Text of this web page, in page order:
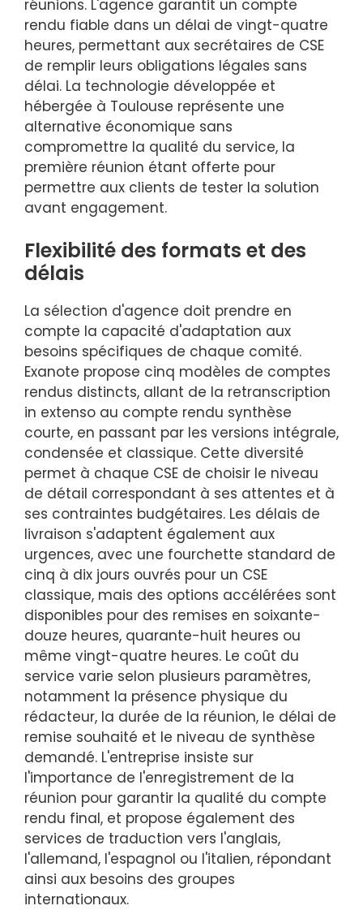
réunions. L'agence garantit un compte
rendu fiable dans un délai de vingt-quatre
heures, permettant aux secrétaires de CSE
de remplir leurs obligations légales sans
délai. La technologie développée et
hébergée à Toulouse représente une
alternative économique sans
compromettre la qualité du service, la
première réunion étant offerte pour
permettre aux clients de tester la solution
avant engagement.
Flexibilité des formats et des
délais
La sélection d'agence doit prendre en
compte la capacité d'adaptation aux
besoins spécifiques de chaque comité.
Exanote propose cinq modèles de comptes
rendus distincts, allant de la retranscription
in extenso au compte rendu synthèse
courte, en passant par les versions intégrale,
condensée et classique. Cette diversité
permet à chaque CSE de choisir le niveau
de détail correspondant à ses attentes et à
ses contraintes budgétaires. Les délais de
livraison s'adaptent également aux
urgences, avec une fourchette standard de
cinq à dix jours ouvrés pour un CSE
classique, mais des options accélérées sont
disponibles pour des remises en soixante-
douze heures, quarante-huit heures ou
même vingt-quatre heures. Le coût du
service varie selon plusieurs paramètres,
notamment la présence physique du
rédacteur, la durée de la réunion, le délai de
remise souhaité et le niveau de synthèse
demandé. L'entreprise insiste sur
l'importance de l'enregistrement de la
réunion pour garantir la qualité du compte
rendu final, et propose également des
services de traduction vers l'anglais,
l'allemand, l'espagnol ou l'italien, répondant
ainsi aux besoins des groupes
internationaux.